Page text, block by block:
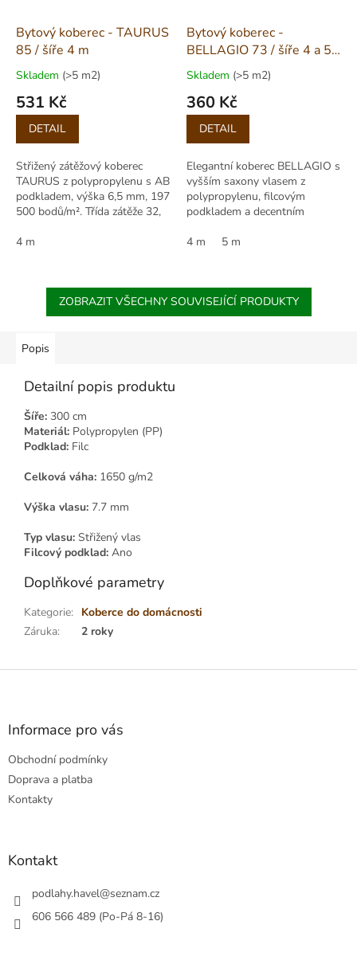
Bytový koberec - TAURUS
85 / šíře 4 m
Skladem (>5 m2)
531 Kč
Měrná
cena:
DETAIL
Střižený zátěžový koberec
TAURUS z polypropylenu s AB
podkladem, výška 6,5 mm, 197
500 bodů/m². Třída zátěže 32,
4 m
Bytový koberec -
BELLAGIO 73 / šíře 4 a 5
m
Skladem (>5 m2)
360 Kč
Měrná
cena:
DETAIL
Elegantní koberec BELLAGIO s
vyšším saxony vlasem z
polypropylenu, filcovým
podkladem a decentním
role 400/500 cm.
4 m 5 m
ZOBRAZIT VŠECHNY SOUVISEJÍCÍ PRODUKTY
Popis
Detailní popis produktu
Šíře: 300 cm
Materiál: Polypropylen (PP)
Podklad: Filc
Celková váha: 1650 g/m2
Výška vlasu: 7.7 mm
Typ vlasu: Střižený vlas
Filcový podklad: Ano
Doplňkové parametry
Kategorie: Koberce do domácnosti
Záruka: 2 roky
Z
Informace pro vás
Obchodní podmínky
Doprava a platba
Kontakty
Kontakt
podlahy.havel@seznam.cz
606 566 489 (Po-Pá 8-16)